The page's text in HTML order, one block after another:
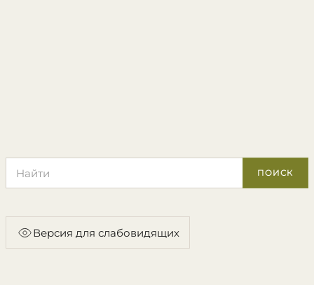
ПОИСК
Версия для слабовидящих